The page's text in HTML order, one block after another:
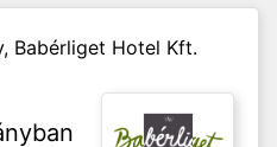
Babérliget Hotel Kft.